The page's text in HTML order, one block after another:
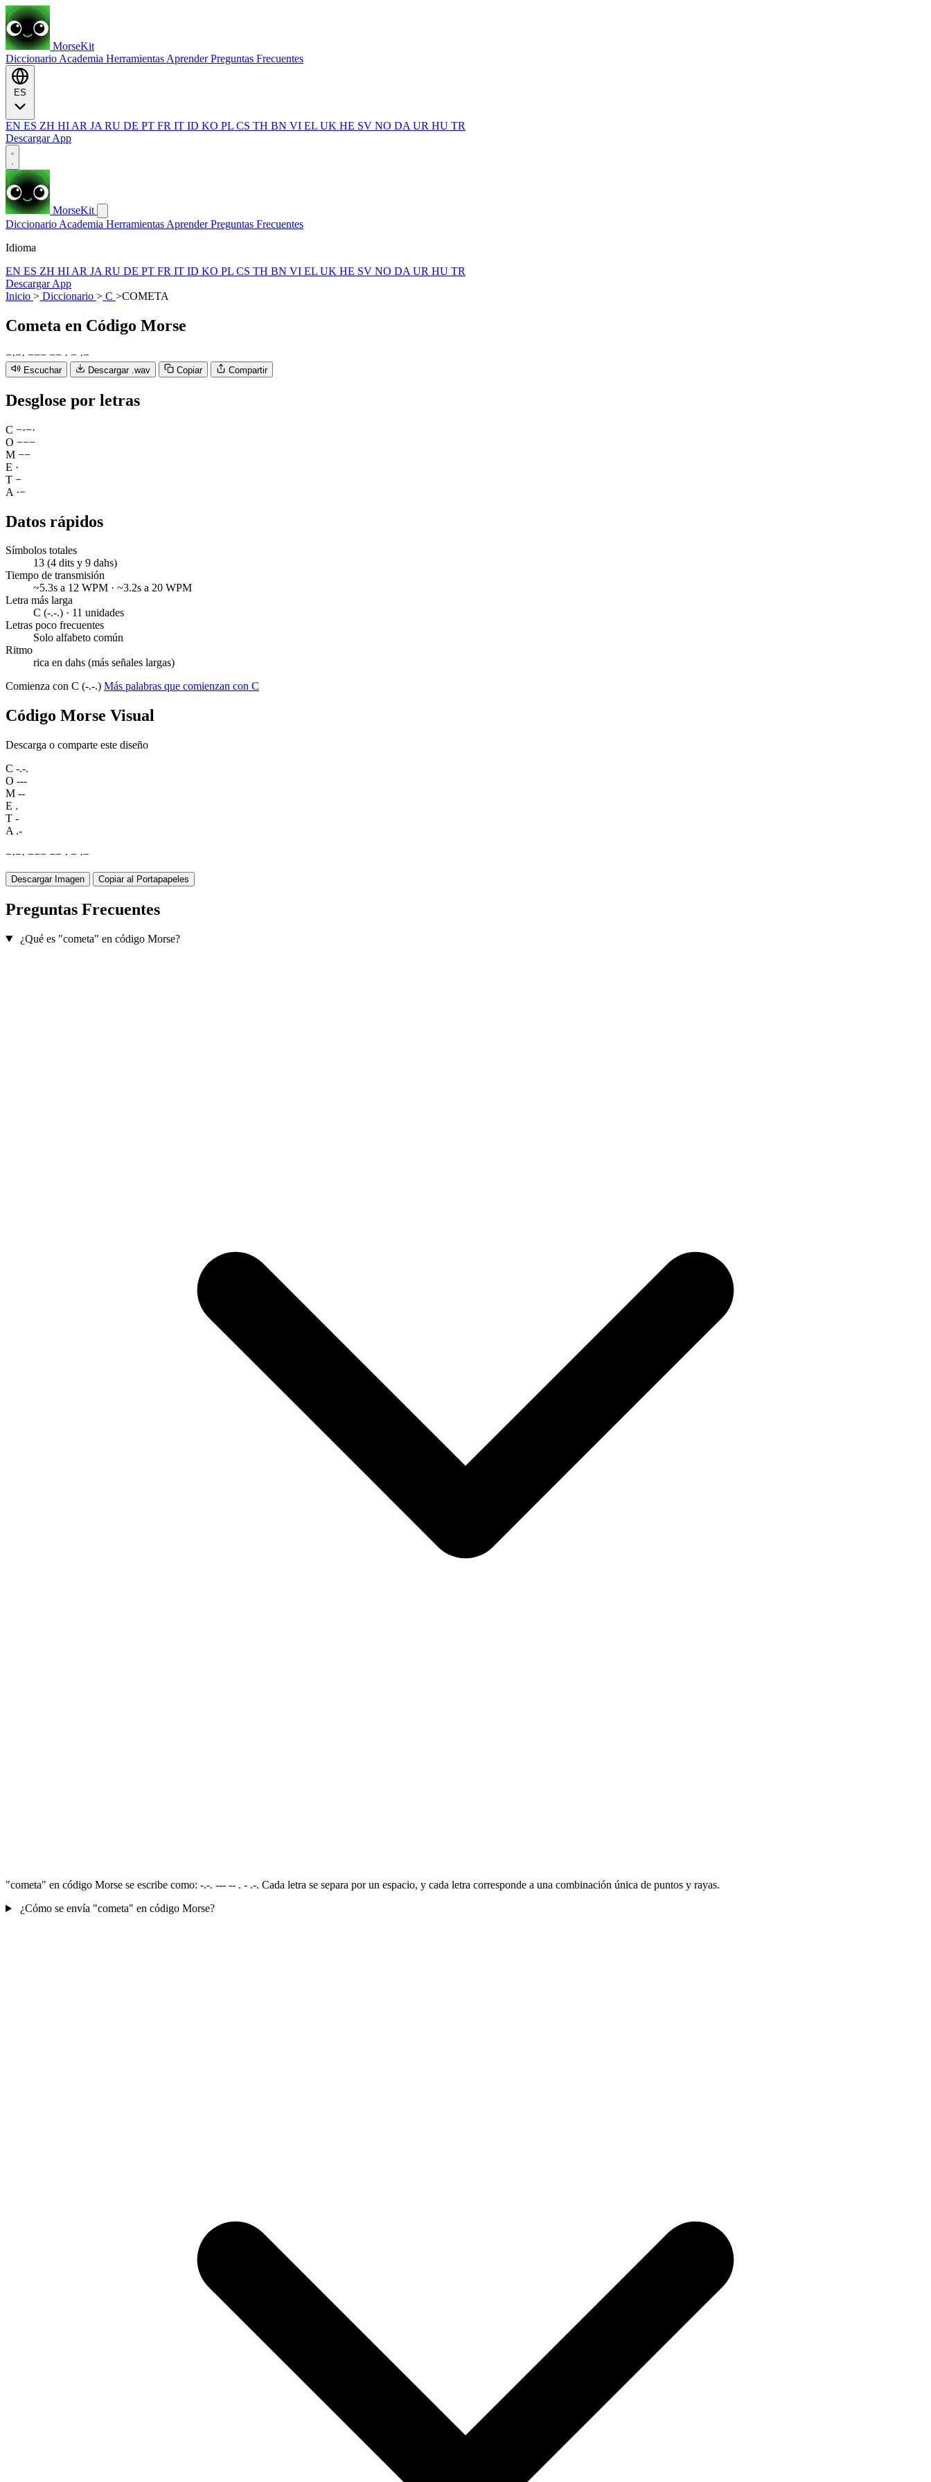
MorseKit
Diccionario Academia Herramientas AprenderPreguntas Frecuentes
EN ES ZH HI AR JA RU DE PT FR IT ID KO PL CS TH BN VI EL UK HE SV NO DA UR HU TR
Descargar App
MorseKit
Diccionario Academia Herramientas AprenderPreguntas Frecuentes
Idioma
EN ES ZH HI AR JA RU DE PT FR IT ID KO PL CS TH BN VI EL UK HE SV NO DA UR HU TR
Descargar App
Inicio > Diccionario > C >COMETA
Cometa en Código Morse
−·−· −−− −− · − ·−
Escuchar Descargar .wav Copiar Compartir
Desglose por letras
C −·−·
O −−−
M −−
E ·
T −
A ·−
Datos rápidos
Símbolos totales
13 (4 dits y 9 dahs)
Tiempo de transmisión
~5.3s a 12 WPM · ~3.2s a 20 WPM
Letra más larga
C (-.-.) · 11 unidades
Letras poco frecuentes
Solo alfabeto común
Ritmo
rica en dahs (más señales largas)
Comienza con C (-.-.) Más palabras que comienzan con C
Código Morse Visual
Descarga o comparte este diseño
C -.-.
O ---
M --
E .
T -
A .-
−·−· −−− −− · − ·−
Descargar Imagen Copiar al Portapapeles
Preguntas Frecuentes
¿Qué es "cometa" en código Morse?
"cometa" en código Morse se escribe como: -.-. --- -- . - .-. Cada letra se separa por un espacio, y cada letra corresponde a una combinación única de puntos y rayas.
¿Cómo se envía "cometa" en código Morse?